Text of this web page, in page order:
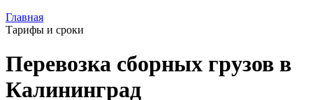
Главная
Тарифы и сроки
Перевозка сборных грузов в
Калининград